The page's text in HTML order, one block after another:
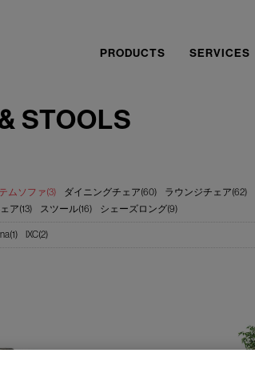
PRODUCTS SERVICES
STOOLS
ムソファ(3) ダイニングチェア(60) ラウンジチェア(62)
ア(13)
スツール(16) シェーズロング(9)
IXC(2)